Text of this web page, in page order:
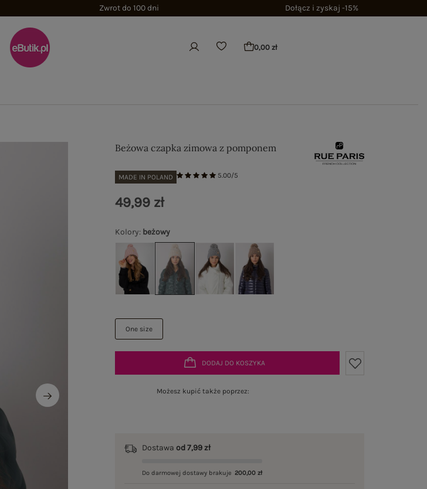
Zwrot do 100 dni Dołącz i zyskaj -15%
0,00 zł
Beżowa czapka zimowa z pomponem
MADE IN POLAND 5.00/5
Kolory: beżowy
One size
49,99 zł
DODAJ DO KOSZYKA
Możesz kupić także poprzez:
Dostawaod 7,99 zł
Do darmowej dostawy brakuje 200,00 zł